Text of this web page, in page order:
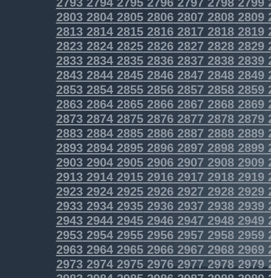
2803280428052806280728082809
2813281428152816281728182819
2823282428252826282728282829
2833283428352836283728382839
2843284428452846284728482849
28532854285528562857 28582859
28632864286528662867 28682869
28732874287528762877 28782879
2883288428852886288728882889
2893289428952896289728982899
2903290429052906290729082909
29132914291529162917 29182919
29232924292529262927 29282929
29332934293529362937 29382939
29432944294529462947 29482949
29532954295529562957 29582959
29632964296529662967 29682969
2973297429752976297729782979